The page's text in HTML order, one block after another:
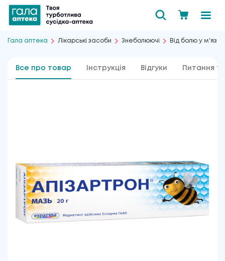
Гала аптека Лікарські засоби Знеболюючі Від болю у м'язах
Все про товар Інструкція Відгуки Питання та